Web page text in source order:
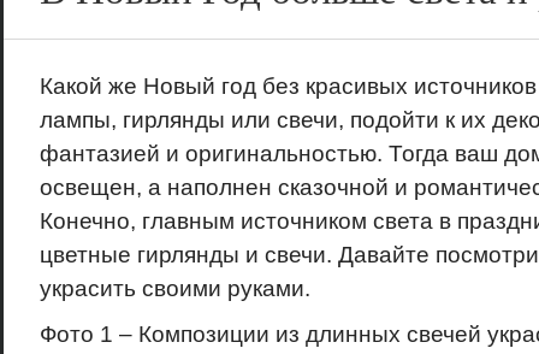
Какой же Новый год без красивых
лампы, гирлянды или свечи, подойти к их
фантазией и оригинальностью. Тогда ваш
освещен, а наполнен сказочной и
Конечно, главным источником света в
цветные гирлянды и свечи. Давайте
украсить своими руками.
Фото 1 – Композиции из длинных свечей